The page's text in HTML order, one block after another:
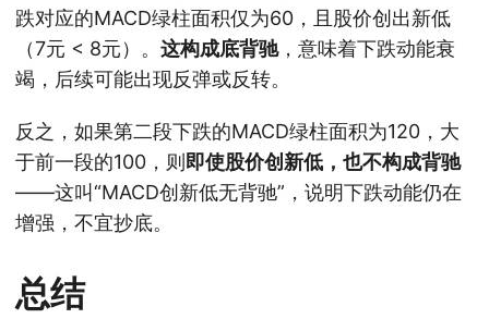
跌对应的MACD绿柱面积仅为60，且股价创出新低
（7元 < 8元）。 这构成底背驰，意味着下跌动能衰
竭，后续可能出现反弹或反转。
反之，如果第二段下跌的MACD绿柱面积为120，大
于前一段的100，则即使股价创新低，也不构成背驰
——这叫“MACD创新低无背驰”，说明下跌动能仍在
增强，不宜抄底。
总结